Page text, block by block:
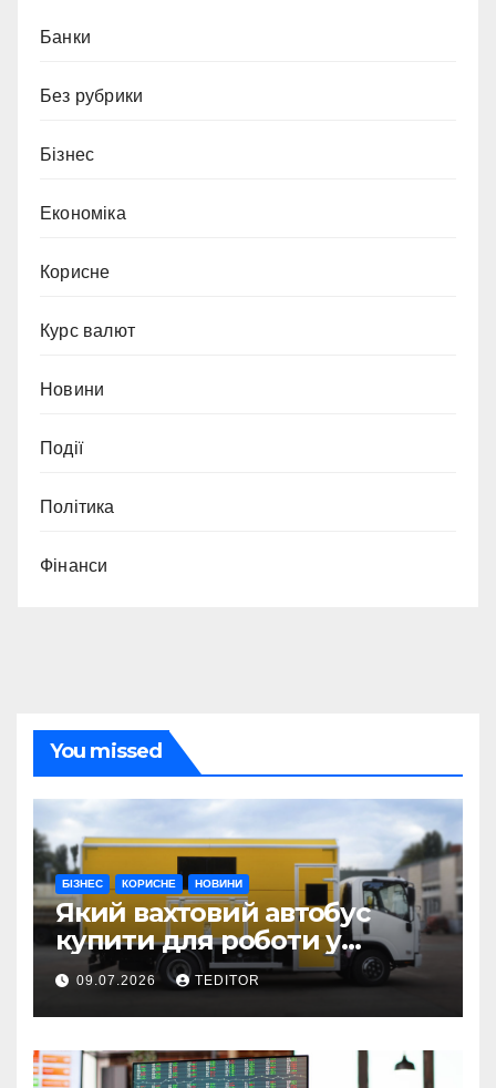
Банки
Без рубрики
Бізнес
Економіка
Корисне
Курс валют
Новини
Події
Політика
Фінанси
You missed
БІЗНЕС КОРИСНЕ НОВИНИ
Який вахтовий автобус
купити для роботи у
складних умовах
експлуатації?
09.07.2026 TEDITOR